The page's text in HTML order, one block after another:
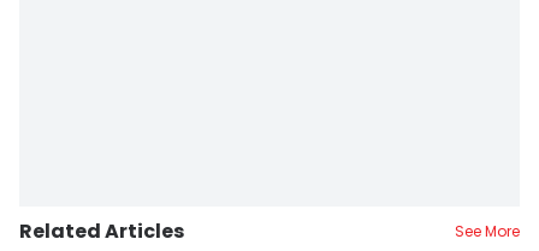
Related Articles See More